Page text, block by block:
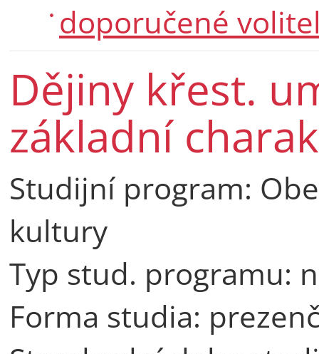
doporučené
Dějiny křest.
základní
Studijní program:
kultury
Typ stud. programu:
Forma studia: